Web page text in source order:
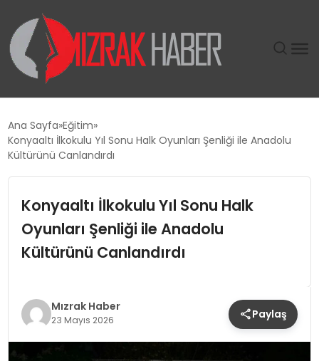
SIYASET
EKONOMI
TEKNOLOJI
YAŞAM
Ana Sayfa Eğitim
Konyaaltı İlkokulu Yıl Sonu Halk Oyunları Şenliği ile Anadolu
Kültürünü Canlandırdı
Konyaaltı İlkokulu Yıl Sonu Halk
Oyunları Şenliği ile Anadolu
Kültürünü Canlandırdı
Mızrak Haber
23 Mayıs 2026 Paylaş